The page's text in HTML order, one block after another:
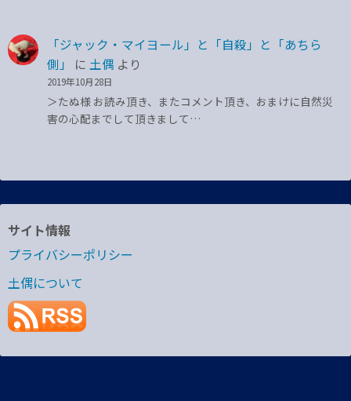
「ジャック・マイヨール」と「自殺」と「あちら
側」
に 土偶 より
2019年10月28日
＞たぬ様 お読み頂き、またコメント頂き、おまけに自然災
害の心配までして頂きまして…
サイト情報
プライバシーポリシー
土偶について